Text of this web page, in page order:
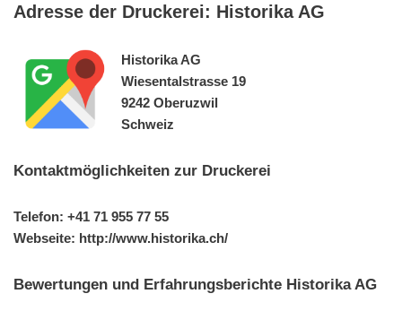
Adresse der Druckerei: Historika AG
Historika AG
Wiesentalstrasse 19
9242 Oberuzwil
Schweiz
Kontaktmöglichkeiten zur Druckerei
Telefon: +41 71 955 77 55
Webseite: http://www.historika.ch/
Bewertungen und Erfahrungsberichte Historika AG